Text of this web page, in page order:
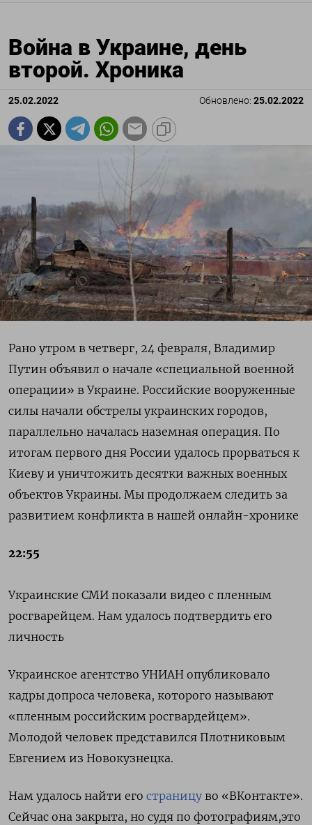
Война в Украине, день
второй. Хроника
25.02.2022 Обновлено: 25.02.2022
Рано утром в четверг, 24 февраля, Владимир
Путин объявил о начале «специальной военной
операции» в Украине. Российские вооруженные
силы начали обстрелы украинских городов,
параллельно началась наземная операция. По
итогам первого дня России удалось прорваться к
Киеву и уничтожить десятки важных военных
объектов Украины. Мы продолжаем следить за
развитием конфликта в нашей онлайн-хронике
22:55
Украинские СМИ показали видео с пленным
росгварейцем. Нам удалось подтвердить его
личность
Украинское агентство УНИАН опубликовало
кадры допроса человека, которого называют
«пленным российским росгвардейцем».
Молодой человек представился Плотниковым
Евгением из Новокузнецка.
Нам удалось найти его страницу во «ВКонтакте».
Сейчас она закрыта, но судя по фотографиям,это